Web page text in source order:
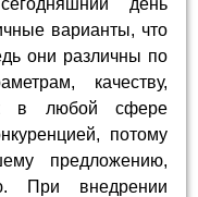
варианты, что
они различны по
качеству,
в любой сфере
потому
предложению,
При внедрении